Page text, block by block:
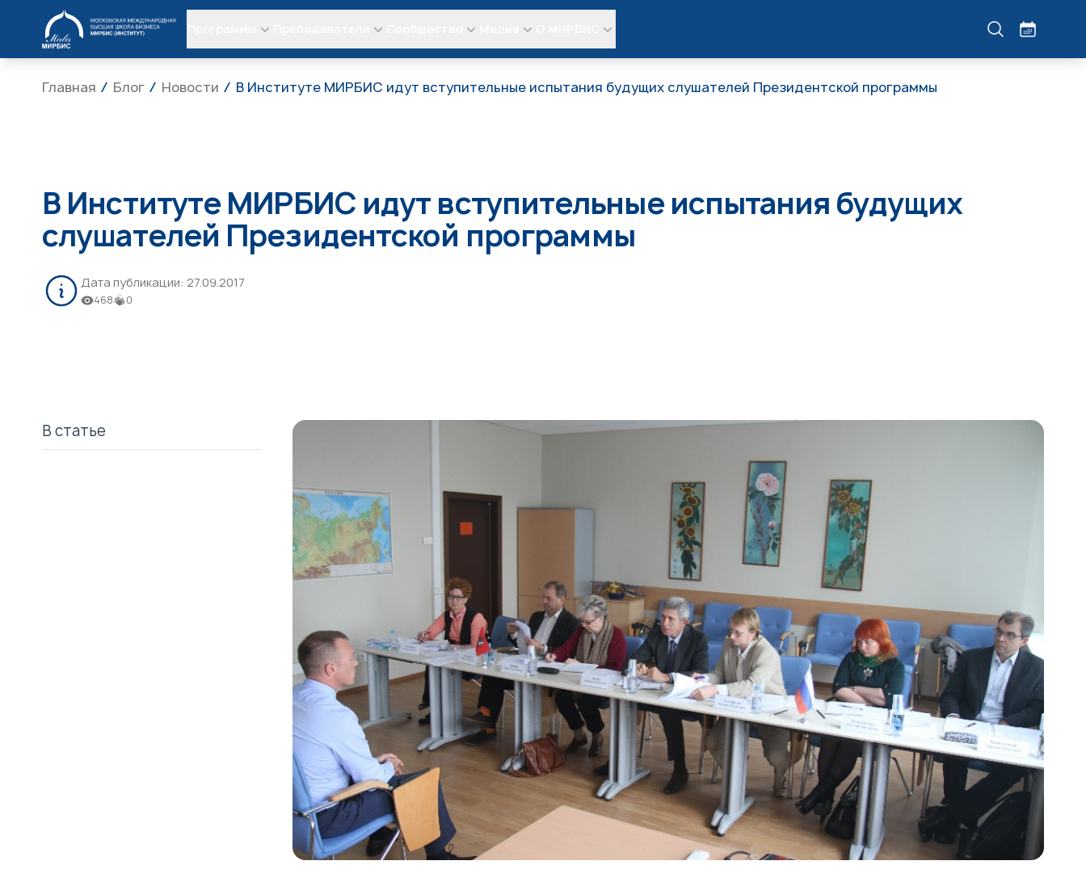
МИРБИС
Главная Блог Новости В Институте МИРБИС идут вступительные испытания будущих слушателей Президентской программы
В Институте МИРБИС идут вступительные испытания будущих
слушателей Президентской программы
Дата публикации: 27.09.2017
468 0
В статье